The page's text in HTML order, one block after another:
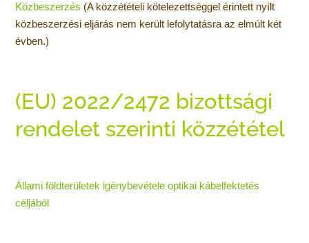
Közbeszerzés (A közzétételi kötelezettséggel érintett nyílt
közbeszerzési eljárás nem került lefolytatásra az elmúlt két
évben.)
(EU) 2022/2472 bizottsági
rendelet szerinti közzététel
Állami földterületek igénybevétele optikai kábelfektetés
céljából